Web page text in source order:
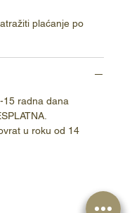
plaćanje po
15 radna dana
u roku od 14